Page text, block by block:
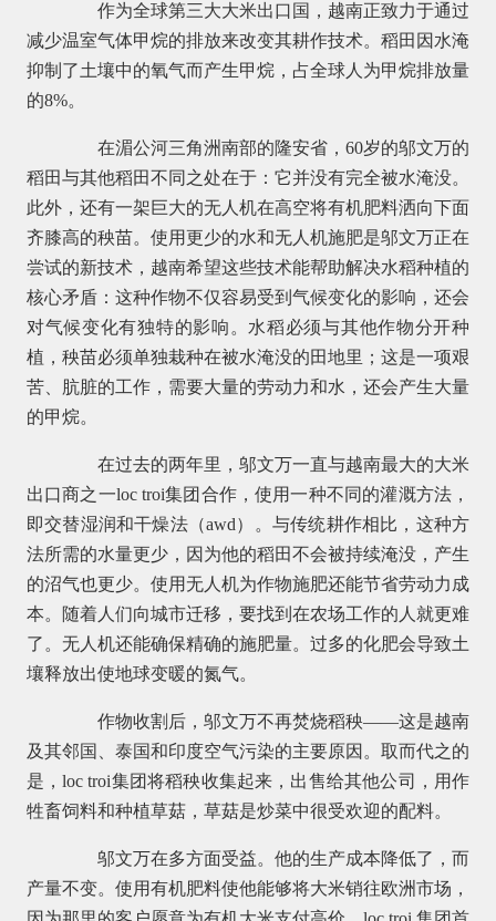
作为全球第三大大米出口国，越南正致力于通过
减少温室气体甲烷的排放来改变其耕作技术。稻田因水淹
抑制了土壤中的氧气而产生甲烷，占全球人为甲烷排放量
的8%。
在湄公河三角洲南部的隆安省，60岁的邬文万的
稻田与其他稻田不同之处在于：它并没有完全被水淹没。
此外，还有一架巨大的无人机在高空将有机肥料洒向下面
齐膝高的秧苗。使用更少的水和无人机施肥是邬文万正在
尝试的新技术，越南希望这些技术能帮助解决水稻种植的
核心矛盾：这种作物不仅容易受到气候变化的影响，还会
对气候变化有独特的影响。水稻必须与其他作物分开种
植，秧苗必须单独栽种在被水淹没的田地里；这是一项艰
苦、肮脏的工作，需要大量的劳动力和水，还会产生大量
的甲烷。
在过去的两年里，邬文万一直与越南最大的大米
出口商之一loc troi集团合作，使用一种不同的灌溉方法，
即交替湿润和干燥法（awd）。与传统耕作相比，这种方
法所需的水量更少，因为他的稻田不会被持续淹没，产生
的沼气也更少。使用无人机为作物施肥还能节省劳动力成
本。随着人们向城市迁移，要找到在农场工作的人就更难
了。无人机还能确保精确的施肥量。过多的化肥会导致土
壤释放出使地球变暖的氮气。
作物收割后，邬文万不再焚烧稻秧——这是越南
及其邻国、泰国和印度空气污染的主要原因。取而代之的
是，loc troi集团将稻秧收集起来，出售给其他公司，用作
牲畜饲料和种植草菇，草菇是炒菜中很受欢迎的配料。
邬文万在多方面受益。他的生产成本降低了，而
产量不变。使用有机肥料使他能够将大米销往欧洲市场，